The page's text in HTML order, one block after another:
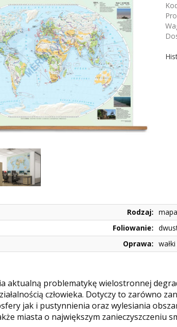
Rodzaj:
Foliowanie:
Oprawa:
aktualną problematykę wielostronnej
człowieka. Dotyczy to zarówno
jak i pustynnienia oraz wylesiania
miasta o największym zanieczyszczeniu